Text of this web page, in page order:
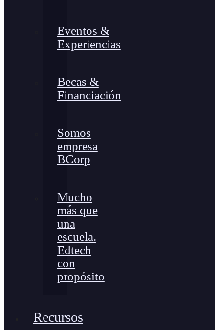
Eventos &
Experiencias
Becas &
Financiación
Somos
empresa
BCorp
Mucho
más que
una
escuela.
Edtech
con
propósito
Recursos